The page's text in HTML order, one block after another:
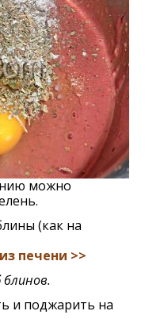
можно
(как на
печени >>
блинов.
и поджарить на